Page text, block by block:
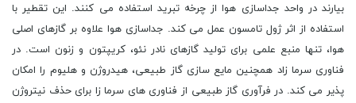
بیارند در واحد جداسازی هوا از چرخه تبرید استفاده می کنند. این تقطیر با
استفاده از اثر ژول تامسون عمل می کند. جداسازی هوا علاوه بر گازهای اصلی
هوا، تنها منبع علمی برای تولید گازهای نادر نئو، کریپتون و زنون است. در
فناوری سرما زاد همچنین مایع سازی گاز طبیعی، هیدروژن و هلیوم را امکان
پذیر می کند. در فرآوری گاز طبیعی از فناوری های سرما زا برای حذف نیتروژن